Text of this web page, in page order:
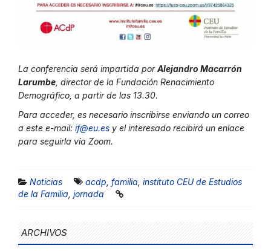
La conferencia será impartida porAlejandro Macarrón
Larumbe , director de la Fundación Renacimiento
Demográfico, a partir de las 13.30.
Para acceder, es necesario inscribirse enviando un correo
a este e-mail: if@eu.es y el interesado recibirá un enlace
para seguirla vía Zoom.
Noticias acdp familia instituto CEU de Estudios
de la Familia jornada
ARCHIVOS